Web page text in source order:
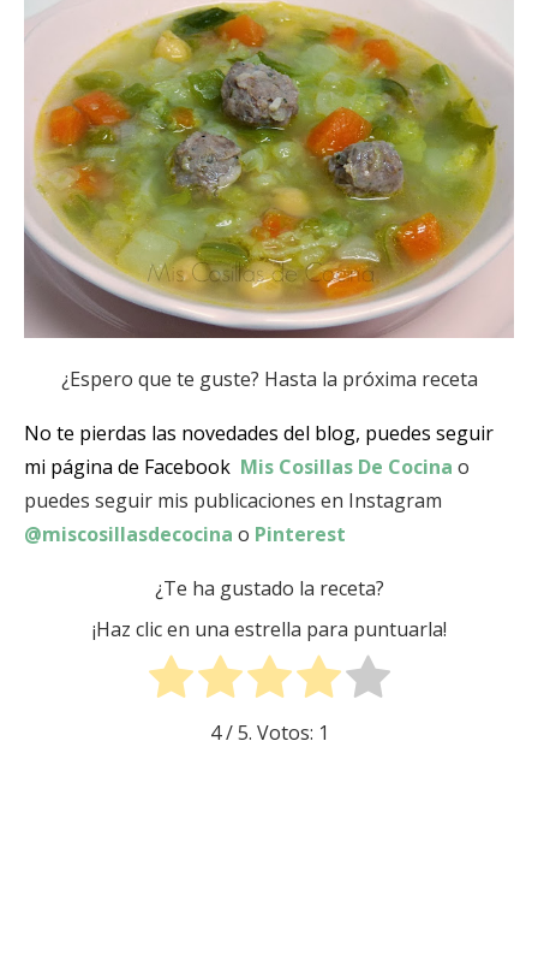
¿Espero que te guste? Hasta la próxima receta
No te pierdas las novedades del blog, puedes seguir
mi página de Facebook Mis Cosillas De Cocina o
puedes seguir mis publicaciones en Instagram
@miscosillasdecocina o Pinterest
¿Te ha gustado la receta?
¡Haz clic en una estrella para puntuarla!
4/ 5. Votos: 1